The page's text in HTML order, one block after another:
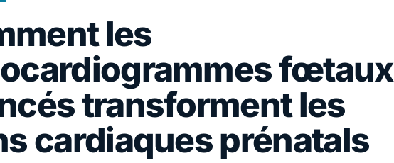
les
fœtaux
transforment les
cardiaques prénatals